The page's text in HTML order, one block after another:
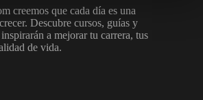
creemos que cada día es una
Descubre cursos, guías y
a mejorar tu carrera, tus
de vida.